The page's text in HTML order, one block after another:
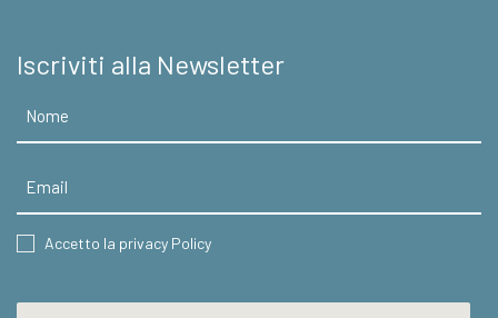
Iscriviti alla Newsletter
CONSENT
Accetto la privacy Policy